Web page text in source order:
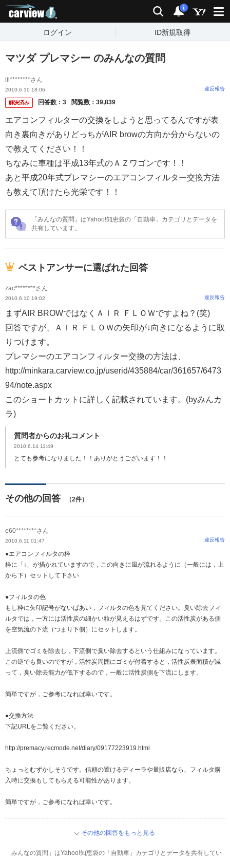
検索 通知
i
ログイン ID新規取得
マツダ プレマシー のみんなの質問
lil********さん
2010.6.10 18:06 違反報告
解決済み 回答数： 3 閲覧数： 39,839
エアコンフィルターの交換をしようと思ってるんですが表
向き裏向きがありどっちがAIR browの方向か分からないの
で教えてください！！
ちなみに車種は平成13年式のＡＺワゴンです！！
あと平成20年式プレマシーのエアコンフィルター交換方法
も教えて頂けたら光栄です！！
「みんなの質問」はYahoo!知恵袋の「自動車」カテゴリとデータを
共有しています。
ベストアンサーに選ばれた回答
zac********さん
2010.6.10 19:02 違反報告
まずAIR BROWではなくＡＩＲ ＦＬＯＷですよね？(笑)
回答ですが、ＡＩＲ ＦＬＯＷの矢印が↓向きになるように取
りつけます。
プレマシーのエアコンフィルター交換の方法は、
http://minkara.carview.co.jp/userid/435884/car/361657/6473
94/note.aspx
このショートカットに詳しく記載されています。(byみんカ
ラ)
質問者からのお礼コメント
2010.6.14 11:49
とても参考になりました！！ありがとうございます！！
その他の回答 （2件）
e60********さん
2010.6.11 01:47 違反報告
●エアコンフィルタの枠
枠に「↓」が描かれていますので，この向きに風が流れるように（一般には，上
から下）セットして下さい
●フィルタの色
もし枠に矢印記号がないばあい，フィルタの色を見てください。臭い除去フィ
ルタでは，一方には活性炭の細かい粒が見えるはずです。この活性炭がある側
を空気流の下流（つまり下側）にセットします。
上流側でゴミを除去し，下流側で臭い除去するという仕組みになっています。
この逆でも良いのですが，活性炭周囲にゴミが付着すると，活性炭表面積が減
って，臭い除去能力が低下するので，一般に活性炭側を下流にします。
簡単ですが，ご参考になれば幸いです。
●交換方法
下記URLをご覧ください。
http://premacy.recmode.net/diary/09177223919.html
ちょっとむずかしそうです。信頼の置けるディーラや量販店なら、フィルタ購
入時に交換もしてもらえる可能性があります。
簡単ですが，ご参考になれば幸いです。
その他の回答をもっと見る
「みんなの質問」はYahoo!知恵袋の「自動車」カテゴリとデータを共有してい